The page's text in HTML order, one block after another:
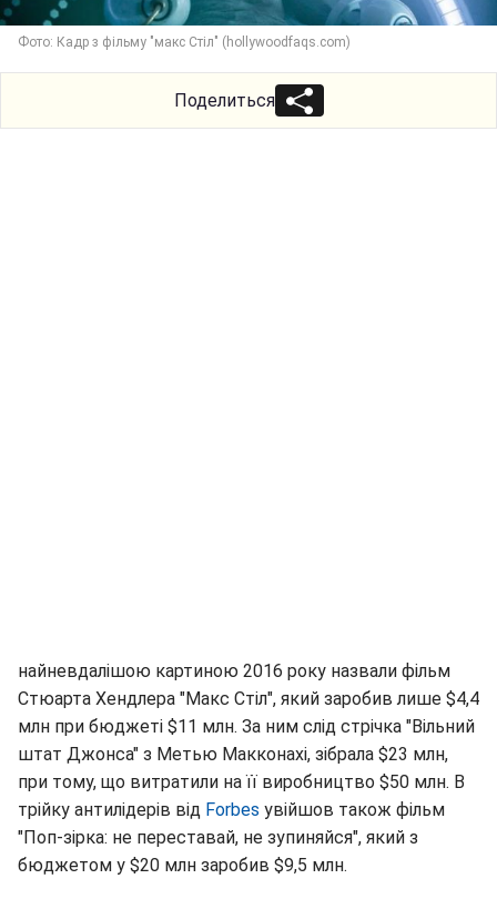
Фото: Кадр з фільму "макс Стіл" (hollywoodfaqs.com)
Поделиться
найневдалішою картиною 2016 року назвали фільм
Стюарта Хендлера "Макс Стіл", який заробив лише $4,4
млн при бюджеті $11 млн. За ним слід стрічка "Вільний
штат Джонса" з Метью Макконахі, зібрала $23 млн,
при тому, що витратили на її виробництво $50 млн. В
трійку антилідерів від Forbes увійшов також фільм
"Поп-зірка: не переставай, не зупиняйся", який з
бюджетом у $20 млн заробив $9,5 млн.